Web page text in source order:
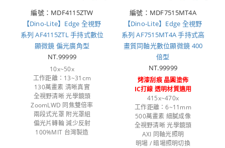
編號：MDF4115ZTW
【Dino-Lite】Edge 全視野
系列 AF4115ZTL 手持式數位
顯微鏡 偏光廣角型
NT.99999
10x~50x
工作距離：13~31cm
130萬畫素 清晰真實
全視野清晰 光學鏡頭
ZoomLWD 同焦雙倍率
兩段式光罩 附光罩組
偏光片轉輪 減少反射
100%MIT 台灣製造
編號：MDF7515MT4A
【Dino-Lite】Edge 全視野
系列 AF7515MT4A 手持式高
畫質同軸光數位顯微鏡 400
倍型
NT.99999
烤漆刮痕 晶圓塗佈
IC打線 透明材質適用
415x~470x
工作距離：6~11mm
500萬畫素 細膩成像
全視野清晰 光學鏡頭
AXI 同軸光照明
明場 / 暗場照明切換